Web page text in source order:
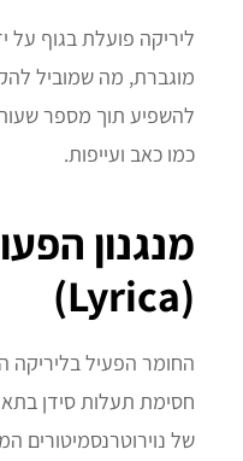
ליריקה פועלת בגוף על
מוגברת, מה שמוביל
להשפיע תוך מספר שעות
כמו כאב ועייפות.
מנגנון
החומר הפעיל בליריקה
חסימת תעלות סידן
של נוירוטרנסמיטורים